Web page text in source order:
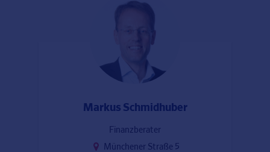
Markus Schmidhuber
Finanzberater
Münchener Straße 5